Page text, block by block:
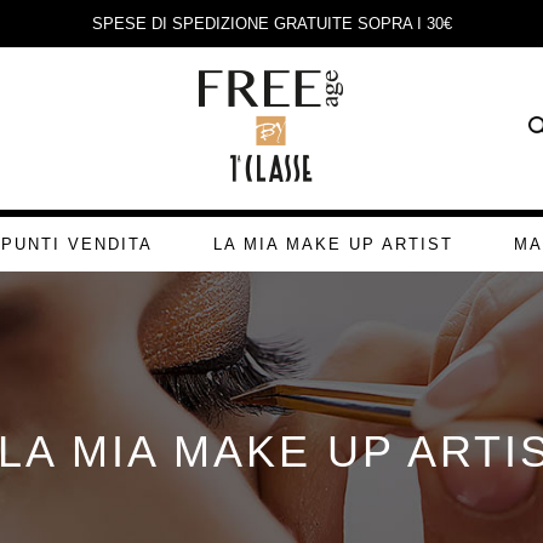
SPESE DI SPEDIZIONE GRATUITE SOPRA I 30€
PUNTI VENDITA LA MIA MAKE UP ARTIST
MIA MAKE UP